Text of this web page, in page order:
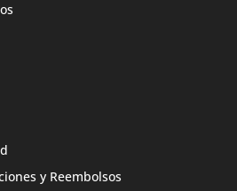
y Reembolsos